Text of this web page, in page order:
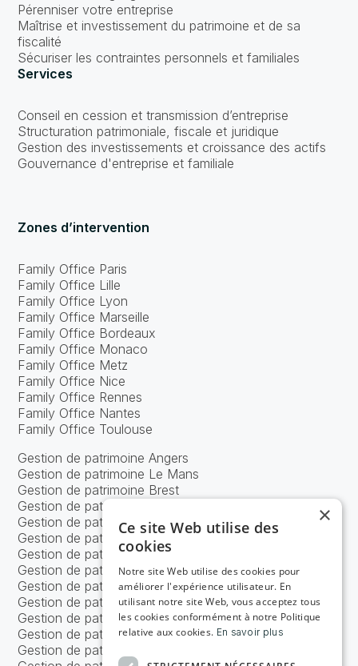
Pérenniser votre entreprise
Maîtrise et investissement du patrimoine et de sa
fiscalité
Sécuriser les contraintes personnels et familiales
Services
Conseil en cession et transmission d’entreprise
Structuration patrimoniale, fiscale et juridique
Gestion des investissements et croissance des actifs
Gouvernance d'entreprise et familiale
Zones d’intervention
Family Office Paris
Family Office Lille
Family Office Lyon
Family Office Marseille
Family Office Bordeaux
Family Office Monaco
Family Office Metz
Family Office Nice
Family Office Rennes
Family Office Nantes
Family Office Toulouse
Gestion de patrimoine Angers
Gestion de patrimoine Le Mans
Gestion de patrimoine Brest
Gestion de patrimoine Caen
Gestion de patrimoine Nancy
Gestion de patrimoine Tours
Gestion de patrimoine Bordeaux
Gestion de patrimoine Lyon
Gestion de patrimoine Marseille
Gestion de patrimoine Strasbourg
Gestion de patrimoine Metz
Gestion de patrimoine Nice
Gestion de patrimoine Nantes
×
Ce site Web utilise des
cookies
Notre site Web utilise des cookies pour
améliorer l'expérience utilisateur. En
utilisant notre site Web, vous acceptez tous
les cookies conformément à notre Politique
relative aux cookies. En savoir plus